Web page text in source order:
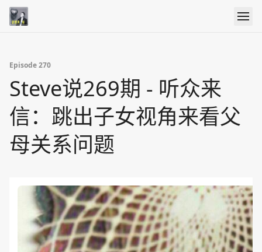
Episode 270
Steve说269期 - 听众来
信：跳出子女视角来看父
母关系问题